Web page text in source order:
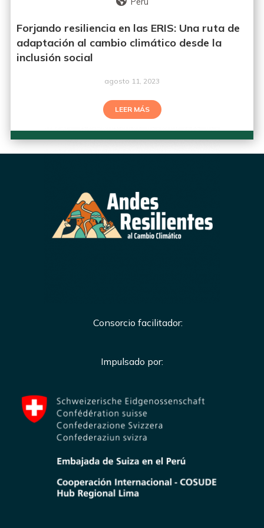
Forjando resiliencia en las ERIS: Una ruta de
adaptación al cambio climático desde la
inclusión social
agosto 11, 2023
LEER MÁS
Consorcio facilitador:
Impulsado por: